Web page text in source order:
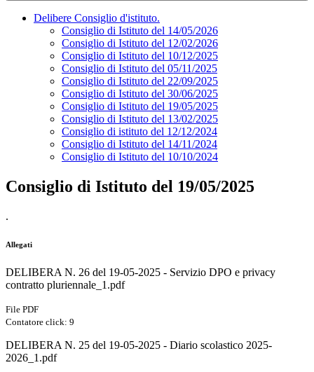
Delibere Consiglio d'istituto.
Consiglio di Istituto del 14/05/2026
Consiglio di Istituto del 12/02/2026
Consiglio di Istituto del 10/12/2025
Consiglio di Istituto del 05/11/2025
Consiglio di Istituto del 22/09/2025
Consiglio di Istituto del 30/06/2025
Consiglio di Istituto del 19/05/2025
Consiglio di Istituto del 13/02/2025
Consiglio di istituto del 12/12/2024
Consiglio di Istituto del 14/11/2024
Consiglio di Istituto del 10/10/2024
Consiglio di Istituto del 19/05/2025
.
Allegati
DELIBERA N. 26 del 19-05-2025 - Servizio DPO e privacy
contratto pluriennale_1.pdf
File PDF
Contatore click: 9
DELIBERA N. 25 del 19-05-2025 - Diario scolastico 2025-
2026_1.pdf